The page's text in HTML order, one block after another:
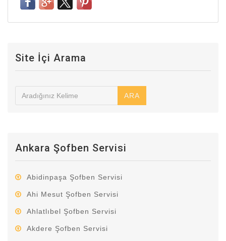
Site İçi Arama
ARA
Ankara Şofben Servisi
Abidinpaşa Şofben Servisi
Ahi Mesut Şofben Servisi
Ahlatlıbel Şofben Servisi
Akdere Şofben Servisi